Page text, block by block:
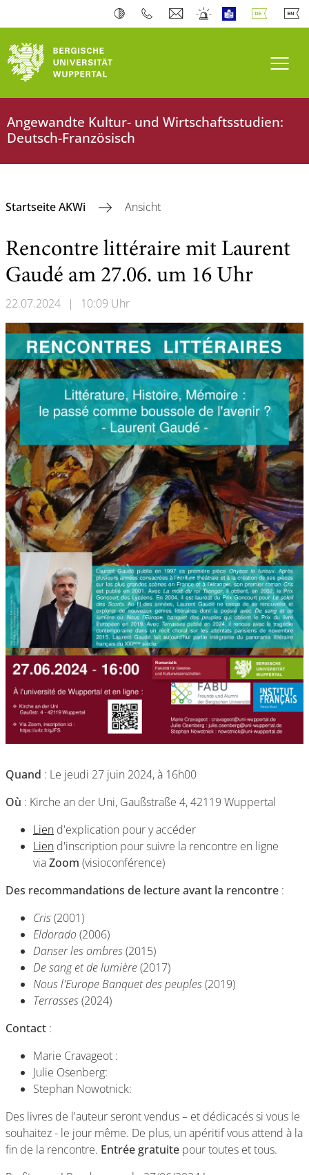
Angewandte Kultur- und Wirtschaftsstudien:
Deutsch-Französisch
Startseite AKWi Ansicht
Rencontre littéraire mit Laurent
Gaudé am 27.06. um 16 Uhr
22.07.2024 | 10:09 Uhr
Quand : Le jeudi 27 juin 2024, à 16h00
Où : Kirche an der Uni, Gaußstraße 4, 42119 Wuppertal
Lien d'explication pour y accéder
Lien d'inscription pour suivre la rencontre en ligne
viaZoom (visioconférence)
Des recommandations de lecture avant la rencontre :
Cris(2001)
Eldorado(2006)
Danser les ombres(2015)
De sang et de lumière(2017)
Nous l'Europe Banquet des peuples(2019)
Terrasses(2024)
Contact :
Marie Cravageot :
Julie Osenberg:
Stephan Nowotnick:
Des livres de l'auteur seront vendus – et dédicacés si vous le
souhaitez - le jour même. De plus, un apéritif vous attend à la
fin de la rencontre. Entrée gratuite pour toutes et tous.